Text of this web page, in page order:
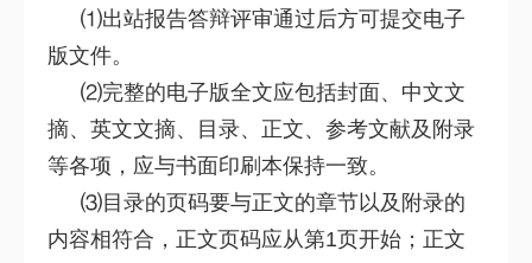
⑴出站报告答辩评审通过后方可提交电子
版文件。
⑵完整的电子版全文应包括封面、中文文
摘、英文文摘、目录、正文、参考文献及附录
等各项，应与书面印刷本保持一致。
⑶目录的页码要与正文的章节以及附录的
内容相符合，正文页码应从第1页开始；正文